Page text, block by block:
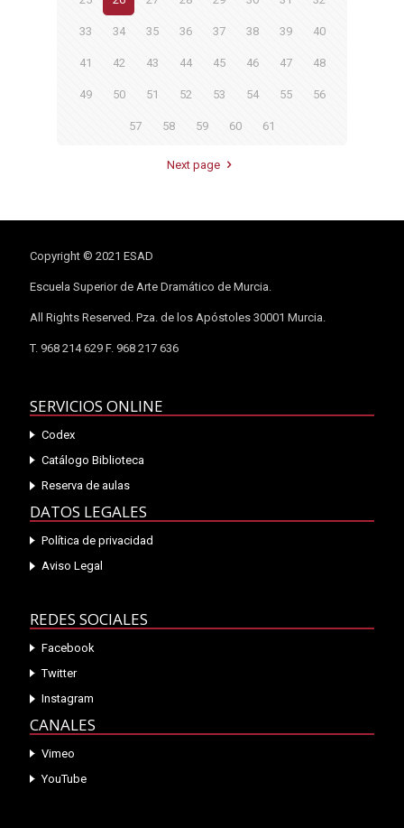
33 34 35 36 37 38 39 40
41 42 43 44 45 46 47 48
49 50 51 52 53 54 55 56
57 58 59 60 61
Next page
Copyright © 2021 ESAD
Escuela Superior de Arte Dramático de Murcia.
All Rights Reserved. Pza. de los Apóstoles 30001 Murcia.
T. 968 214 629 F. 968 217 636
SERVICIOS ONLINE
Codex
Catálogo Biblioteca
Reserva de aulas
DATOS LEGALES
Política de privacidad
Aviso Legal
REDES SOCIALES
Facebook
Twitter
Instagram
CANALES
Vimeo
YouTube